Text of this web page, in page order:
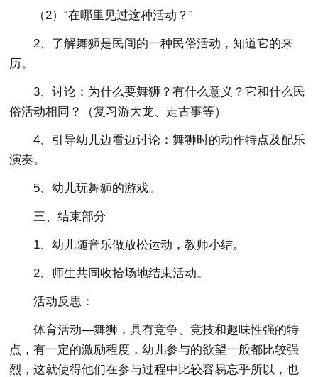
（2）“在哪里见过这种活动？”
2、了解舞狮是民间的一种民俗活动，知道它的来
历。
3、讨论：为什么要舞狮？有什么意义？它和什么民
俗活动相同？（复习游大龙、走古事等）
4、引导幼儿边看边讨论：舞狮时的动作特点及配乐
演奏。
5、幼儿玩舞狮的游戏。
三、结束部分
1、幼儿随音乐做放松运动，教师小结。
2、师生共同收拾场地结束活动。
活动反思：
体育活动—舞狮，具有竞争、竞技和趣味性强的特
点，有一定的激励程度，幼儿参与的欲望一般都比较强
烈，这就使得他们在参与过程中比较容易忘乎所以，也